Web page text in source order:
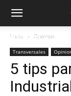
NOTICIAS
Inicio Opinion
Transversales
5 tips